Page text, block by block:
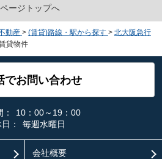
ページトップへ
動産 > (賃貸)路線・駅から探す > 北大阪急行
貸物件
でお問い合わせ
10：00～19：00
：
毎週水曜日
会社概要